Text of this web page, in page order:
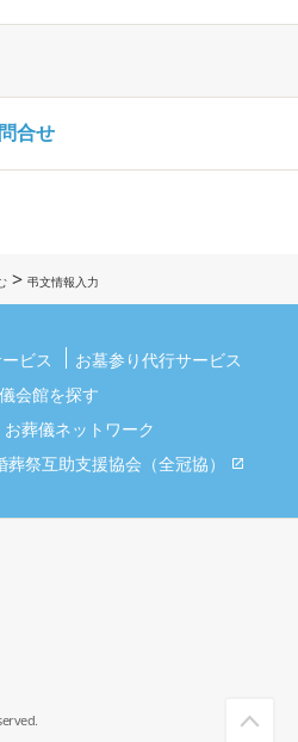
合せ
> 弔文情報入力
ビス
お墓参り代行サービス
会館を探す
お葬儀ネットワーク
祭互助支援協会（全冠協）